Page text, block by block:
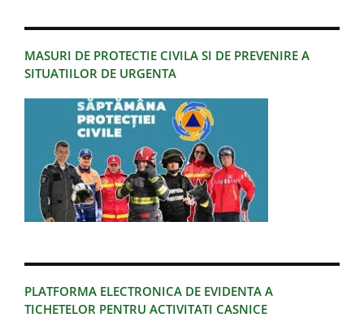
MASURI DE PROTECTIE CIVILA SI DE PREVENIRE A
SITUATIILOR DE URGENTA
PLATFORMA ELECTRONICA DE EVIDENTA A
TICHETELOR PENTRU ACTIVITATI CASNICE